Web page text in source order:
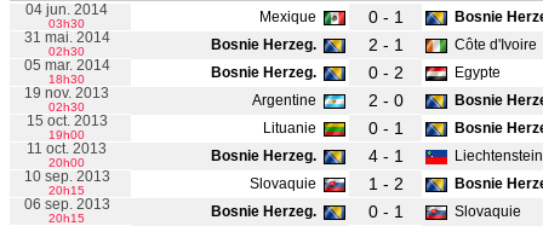
04 jun. 2014
03h30 Mexique 0 - 1
Bosnie
31 mai. 2014
02h30 Bosnie Herzeg. 2 - 1
Côte d'Ivoire
05 mar. 2014
18h30 Bosnie Herzeg. 0 - 2
Egypte
19 nov. 2013
02h30 Argentine 2 - 0
Bosnie
15 oct. 2013
19h00 Lituanie 0 - 1
Bosnie
11 oct. 2013
20h00 Bosnie Herzeg. 4 - 1
Liechtenstein
10 sep. 2013
20h15 Slovaquie 1 - 2
Bosnie
06 sep. 2013
20h15 Bosnie Herzeg. 0 - 1 Slovaquie